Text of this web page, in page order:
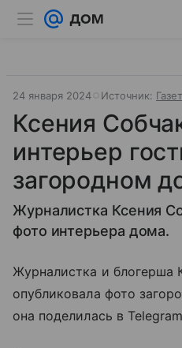
24 января 2024 Источник:
Ксения
интерьер
загородном
Журналистка Ксения
фото интерьера дома.
Журналистка и блогерша
опубликовала фото
она поделилась в